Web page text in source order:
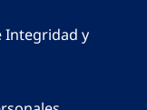
Integridad y